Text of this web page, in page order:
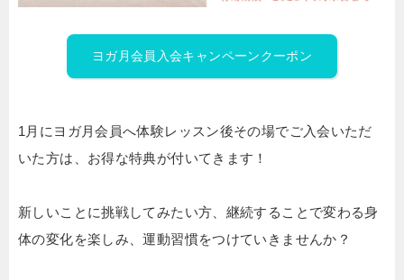
ヨガ月会員入会キャンペーンクーポン
1月にヨガ月会員へ体験レッスン後その場でご入会いただ
いた方は、お得な特典が付いてきます！
新しいことに挑戦してみたい方、継続することで変わる身
体の変化を楽しみ、運動習慣をつけていきませんか？